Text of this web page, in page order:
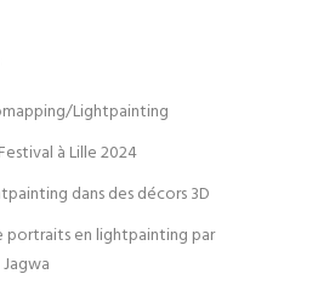
Lightpainting
à Lille 2024
dans des décors 3D
portraits en lightpainting par